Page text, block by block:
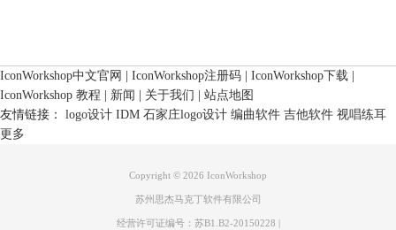
IconWorkshop中文官网 IconWorkshop注册码 IconWorkshop下载
IconWorkshop 教程
新闻 关于我们
站点地图
友情链接： logo设计 IDM 石家庄logo设计 编曲软件 吉他软件 视唱练耳
更多
Copyright © 2026 IconWorkshop
苏州思杰马克丁软件有限公司
经营许可证编号：苏B1.B2-20150228 |